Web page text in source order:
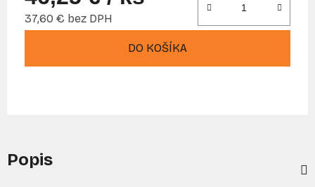
37,60 € bez DPH
DO KOŠÍKA
Popis